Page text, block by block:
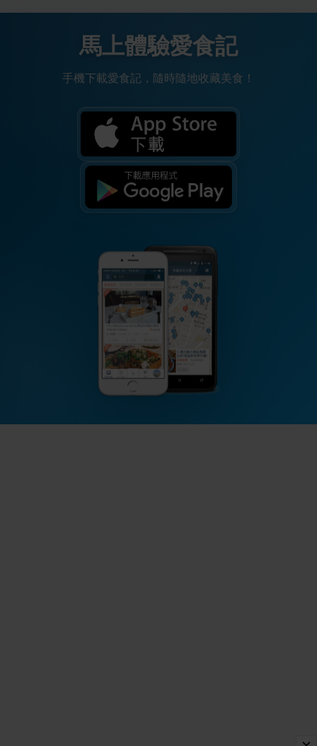
馬上體驗愛食記
手機下載愛食記，隨時隨地收藏美食！